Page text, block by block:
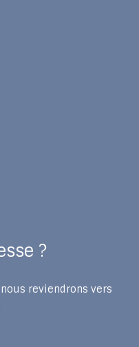
?
reviendrons vers